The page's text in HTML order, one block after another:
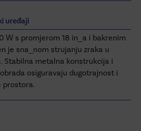
uređaji
W s promjerom 18 in_a i bakrenim
je sna_nom strujanju zraka u
Stabilna metalna konstrukcija i
osiguravaju dugotrajnost i
prostora.